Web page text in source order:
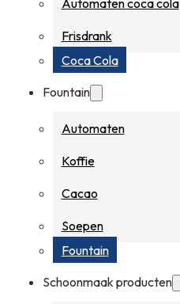
Automaten coca cola
Frisdrank
Coca Cola
Fountain
Automaten
Koffie
Cacao
Soepen
Fountain
Schoonmaak producten